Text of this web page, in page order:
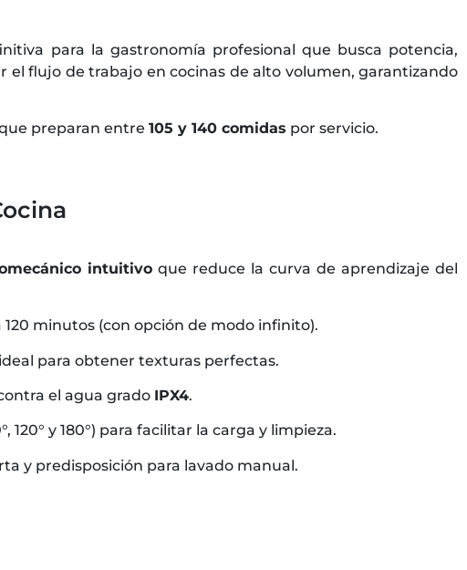
para la gastronomía profesional que busca potencia,
flujo de trabajo en cocinas de alto volumen, garantizando
preparan entre 105 y 140 comidas por servicio.
intuitivoque reduce la curva de aprendizaje del
minutos (con opción de modo infinito).
para obtener texturas perfectas.
el agua grado IPX4.
y 180°) para facilitar la carga y limpieza.
y predisposición para lavado manual.